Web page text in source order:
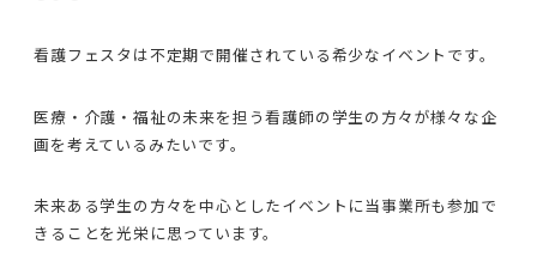
看護フェスタは不定期で開催されている希少なイベントです。
医療・介護・福祉の未来を担う看護師の学生の方々が様々な企
画を考えているみたいです。
未来ある学生の方々を中心としたイベントに当事業所も参加で
きることを光栄に思っています。